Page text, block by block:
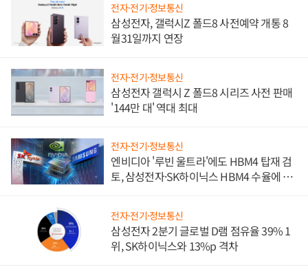
전자·전기·정보통신
삼성전자, 갤럭시Z 폴드8 사전예약 개통 8
월31일까지 연장
전자·전기·정보통신
삼성전자 갤럭시 Z 폴드8 시리즈 사전 판매
'144만 대' 역대 최대
전자·전기·정보통신
엔비디아 '루빈 울트라'에도 HBM4 탑재 검
토, 삼성전자·SK하이닉스 HBM4 수율에 주
전자·전기·정보통신
삼성전자 2분기 글로벌 D램 점유율 39% 1
위, SK하이닉스와 13%p 격차